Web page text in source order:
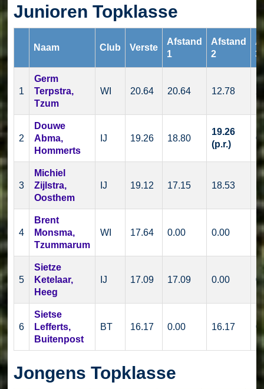
Junioren Topklasse
Naam Club Verste
Afstand
1
Afstand
2
3
1
Germ
Terpstra,
Tzum
WI 20.64 20.64 12.78
2
Douwe
Abma,
Hommerts
IJ 19.26 18.80
19.26
(p.r.)
3
Michiel
Zijlstra,
Oosthem
IJ 19.12 17.15 18.53
4
Brent
Monsma,
Tzummarum
WI 17.64 0.00 0.00
5
Sietze
Ketelaar,
Heeg
IJ 17.09 17.09 0.00
6
Sietse
Lefferts,
Buitenpost
BT 16.17 0.00 16.17
Jongens Topklasse